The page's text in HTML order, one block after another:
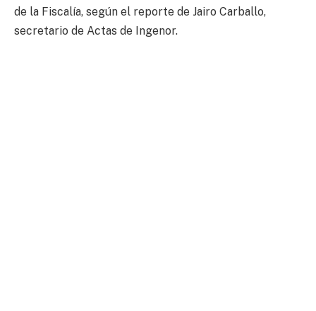
de la Fiscalía, según el reporte de Jairo Carballo,
secretario de Actas de Ingenor.